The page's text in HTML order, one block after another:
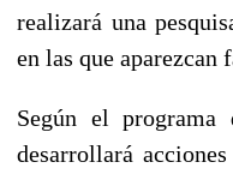
realizará una
en las que aparezcan
Según el
desarrollará